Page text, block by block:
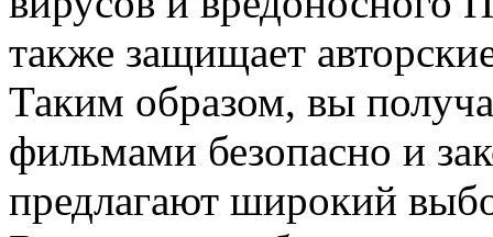
также защищает
Таким образом, вы
фильмами безопасно и
предлагают широкий